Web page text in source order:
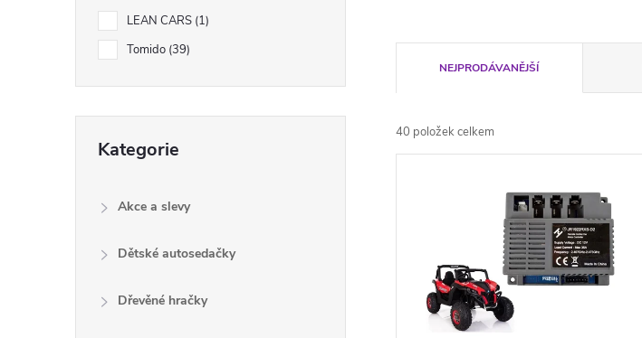
e
LEAN CARS 1
Tomido 39
kategorie
Kategorie
Akce a slevy
Dětské autosedačky
Dřevěné hračky
a
z
NEJPRODÁVANĚJŠÍ
40 položek celkem